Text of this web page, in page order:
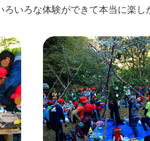
いろな体験ができて本当に楽